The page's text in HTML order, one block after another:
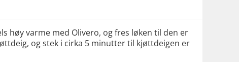
høy varme med Olivero, og fres løken til den er
og stek i cirka 5 minutter til kjøttdeigen er